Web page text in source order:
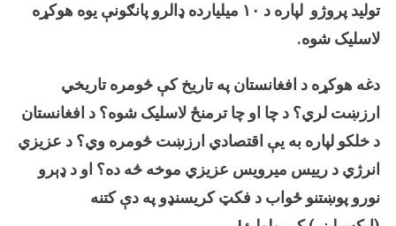
تولید پروژو لپاره د ۱۰ میلیارده ډالرو پانګونې یوه هوکړه
لاسلیک شوه.
دغه هوکړه د افغانستان په تاریخ کې څومره تاریخي
ارزښت لري؟ د چا او چا ترمنځ لاسلیک شوه؟ د افغانستان
د خلکو لپاره به یې اقتصادي ارزښت څومره وي؟ د عزیزي
انرژي د رییس میرویس عزیزي موخه څه ده؟ او د ډېرو
نورو پوښتنو ځواب د فکټ کریسنډو په دې کتنه